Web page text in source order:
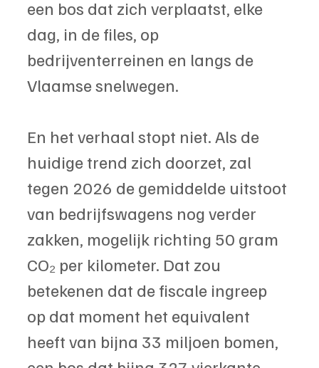
een bos dat zich verplaatst, elke
dag, in de files, op
bedrijventerreinen en langs de
Vlaamse snelwegen.
En het verhaal stopt niet. Als de
huidige trend zich doorzet, zal
tegen 2026 de gemiddelde uitstoot
van bedrijfswagens nog verder
zakken, mogelijk richting 50 gram
CO₂ per kilometer. Dat zou
betekenen dat de fiscale ingreep
op dat moment het equivalent
heeft van bijna 33 miljoen bomen,